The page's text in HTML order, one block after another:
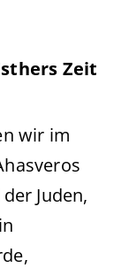
Zeit
wir im
Juden,